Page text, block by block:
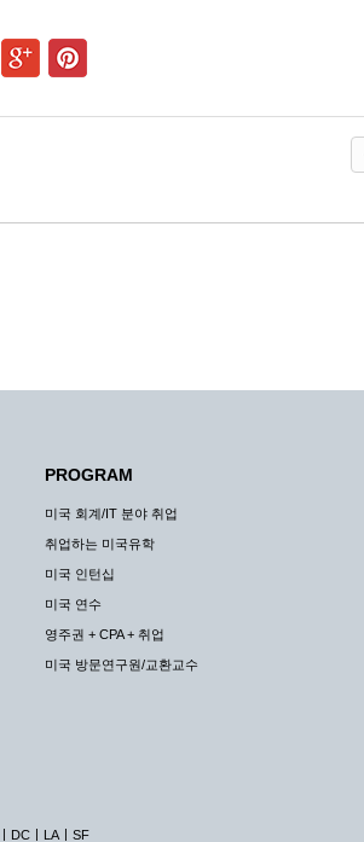
PROGRAM
미국 회계/IT 분야 취업
취업하는 미국유학
미국 인턴십
미국 연수
영주권 + CPA + 취업
미국 방문연구원/교환교수
DC LA SF